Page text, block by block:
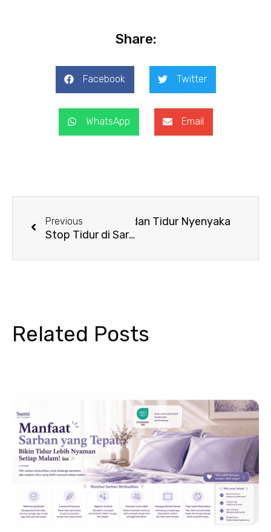
Share:
Facebook Twitter
WhatsApp Email
Previous
Stop Tidur di Sarung Bantal Lepek! Ini Cara Ampuh…
Badan Tetap Hangat dan Tidur Nyenyaka
Related Posts